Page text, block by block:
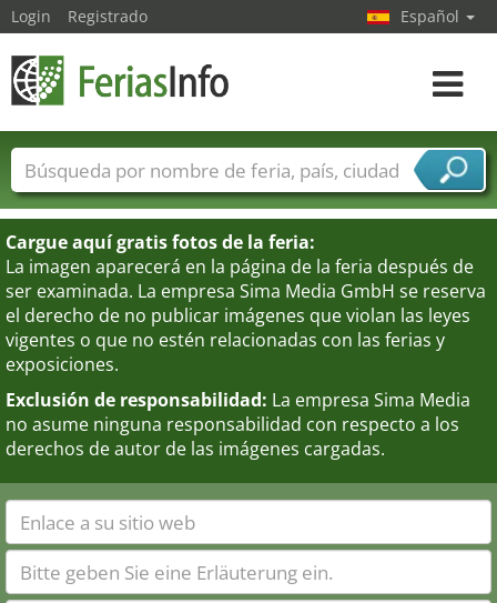
Cargue aquí gratis fotos de la feria:
La imagen aparecerá en la página de la feria después de
ser examinada. La empresa Sima Media GmbH se reserva
el derecho de no publicar imágenes que violan las leyes
vigentes o que no estén relacionadas con las ferias y
exposiciones.
Exclusión de responsabilidad: La empresa Sima Media
no asume ninguna responsabilidad con respecto a los
derechos de autor de las imágenes cargadas.
Login Registrado Español
toggle
Nombres de ferias Países
Ciudades
Sectores de ferias
Sectores de proveedor de servicios